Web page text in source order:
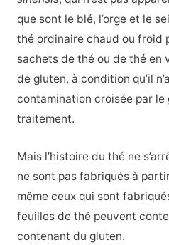
que sont le blé, l’orge et le
thé ordinaire chaud ou froid
sachets de thé ou de thé en
de gluten, à condition qu’il
contamination croisée par le
traitement.
Mais l’histoire du thé ne
ne sont pas fabriqués à
même ceux qui sont
feuilles de thé peuvent
contenant du gluten.